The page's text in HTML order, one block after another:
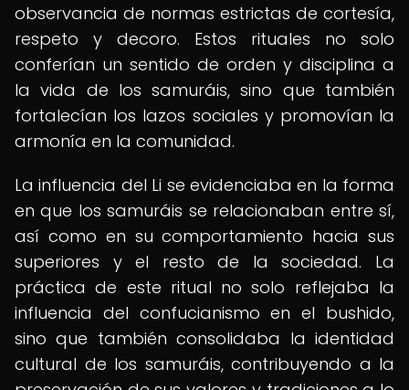
observancia de normas estrictas de cortesía,
respeto y decoro. Estos rituales no solo
conferían un sentido de orden y disciplina a
la vida de los samuráis, sino que también
fortalecían los lazos sociales y promovían la
armonía en la comunidad.
La influencia del Li se evidenciaba en la forma
en que los samuráis se relacionaban entre sí,
así como en su comportamiento hacia sus
superiores y el resto de la sociedad. La
práctica de este ritual no solo reflejaba la
influencia del confucianismo en el bushido,
sino que también consolidaba la identidad
cultural de los samuráis, contribuyendo a la